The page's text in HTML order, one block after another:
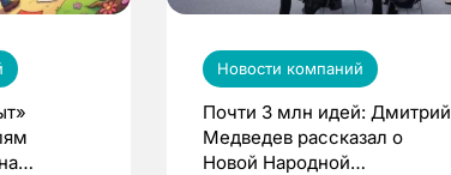
Новости компаний
Почти 3 млн идей: Дмитрий
Медведев рассказал о
Новой Народной